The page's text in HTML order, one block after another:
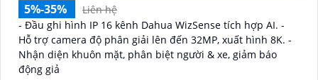
5%-35%
Liên hệ
- Đầu ghi hình IP 16 kênh Dahua WizSense tích hợp AI. -
Hỗ trợ camera độ phân giải lên đến 32MP, xuất hình 8K. -
Nhận diện khuôn mặt, phân biệt người & xe, giảm báo
động giả